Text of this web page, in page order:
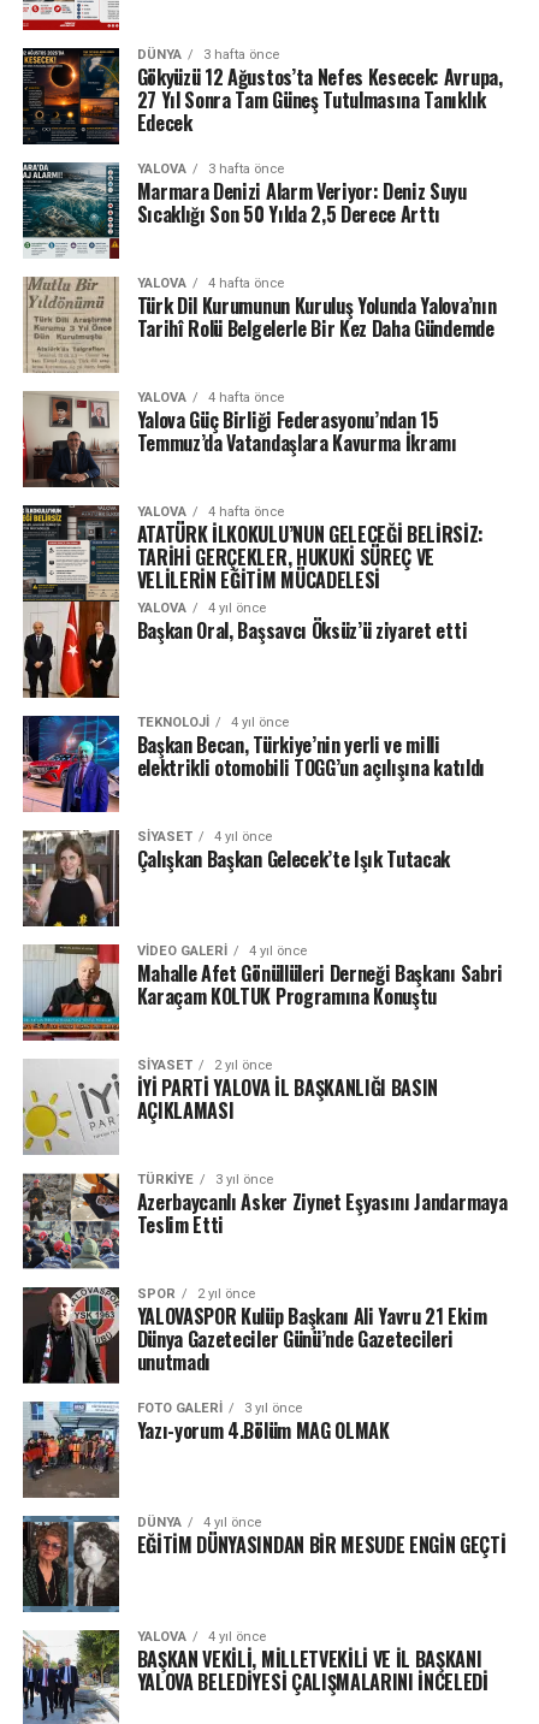
DÜNYA 3 hafta önce
Gökyüzü 12 Ağustos’ta Nefes Kesecek: Avrupa,
27 Yıl Sonra Tam Güneş Tutulmasına Tanıklık
Edecek
YALOVA 3 hafta önce
Marmara Denizi Alarm Veriyor: Deniz Suyu
Sıcaklığı Son 50 Yılda 2,5 Derece Arttı
YALOVA 4 hafta önce
Türk Dil Kurumunun Kuruluş Yolunda Yalova’nın
Tarihî Rolü Belgelerle Bir Kez Daha Gündemde
YALOVA 4 hafta önce
Yalova Güç Birliği Federasyonu’ndan 15
Temmuz’da Vatandaşlara Kavurma İkramı
YALOVA 4 hafta önce
ATATÜRK İLKOKULU’NUN GELECEĞİ BELİRSİZ:
TARİHİ GERÇEKLER, HUKUKİ SÜREÇ VE
VELİLERİN EĞİTİM MÜCADELESİ
YALOVA 4 yıl önce
Başkan Oral, Başsavcı Öksüz’ü ziyaret etti
TEKNOLOJI 4 yıl önce
Başkan Becan, Türkiye’nin yerli ve milli
elektrikli otomobili TOGG’un açılışına katıldı
SIYASET 4 yıl önce
Çalışkan Başkan Gelecek’te Işık Tutacak
VIDEO GALERI 4 yıl önce
Mahalle Afet Gönüllüleri Derneği Başkanı Sabri
Karaçam KOLTUK Programına Konuştu
SIYASET 2 yıl önce
İYİ PARTİ YALOVA İL BAŞKANLIĞI BASIN
AÇIKLAMASI
TÜRKIYE 3 yıl önce
Azerbaycanlı Asker Ziynet Eşyasını Jandarmaya
Teslim Etti
SPOR 2 yıl önce
YALOVASPOR Kulüp Başkanı Ali Yavru 21 Ekim
Dünya Gazeteciler Günü’nde Gazetecileri
unutmadı
FOTO GALERI 3 yıl önce
Yazı-yorum 4.Bölüm MAG OLMAK
DÜNYA 4 yıl önce
EĞİTİM DÜNYASINDAN BİR MESUDE ENGİN GEÇTİ
YALOVA 4 yıl önce
BAŞKAN VEKİLİ, MİLLETVEKİLİ VE İL BAŞKANI
YALOVA BELEDİYESİ ÇALIŞMALARINI İNCELEDİ